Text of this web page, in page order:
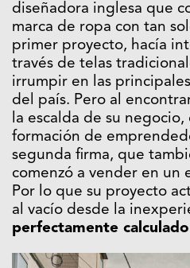
diseñadora inglesa que
marca de ropa con tan
primer proyecto, hacía
través de telas
irrumpir en las
del país. Pero al
la escalda de su
formación de
segunda firma, que
comenzó a vender en un
Por lo que su proyecto
al vacío desde la
perfectamente